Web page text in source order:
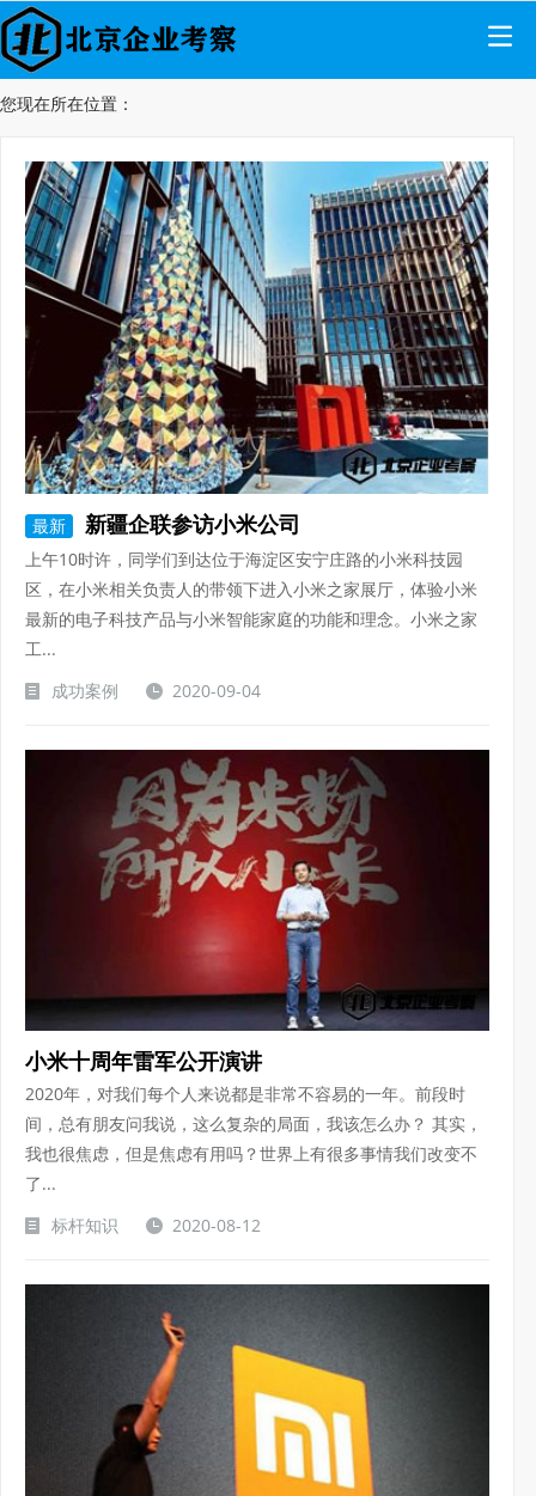
您现在所在位置：
最新 新疆企联参访小米公司
上午10时许，同学们到达位于海淀区安宁庄路的小米科技园
区，在小米相关负责人的带领下进入小米之家展厅，体验小米
最新的电子科技产品与小米智能家庭的功能和理念。小米之家
工...
成功案例
2020-09-04
小米十周年雷军公开演讲
2020年，对我们每个人来说都是非常不容易的一年。前段时
间，总有朋友问我说，这么复杂的局面，我该怎么办？ 其实，
我也很焦虑，但是焦虑有用吗？世界上有很多事情我们改变不
了...
标杆知识
2020-08-12